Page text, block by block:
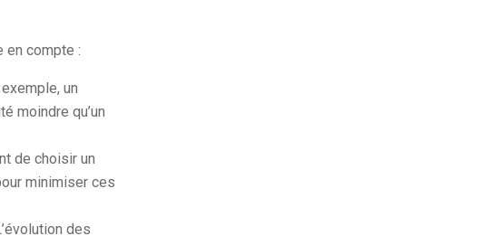
en compte :
un
moindre qu’un
de choisir un
minimiser ces
des